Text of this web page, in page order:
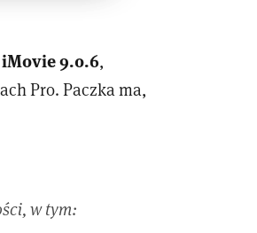
iMovie 9.0.6,
Pro. Paczka ma,
w tym: